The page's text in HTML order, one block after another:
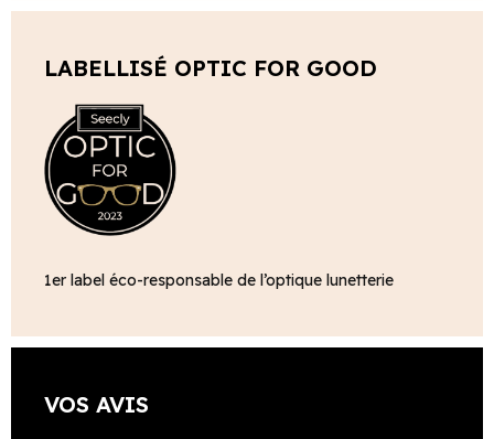
LABELLISÉ OPTIC FOR GOOD
1er label éco-responsable de l’optique lunetterie
VOS AVIS